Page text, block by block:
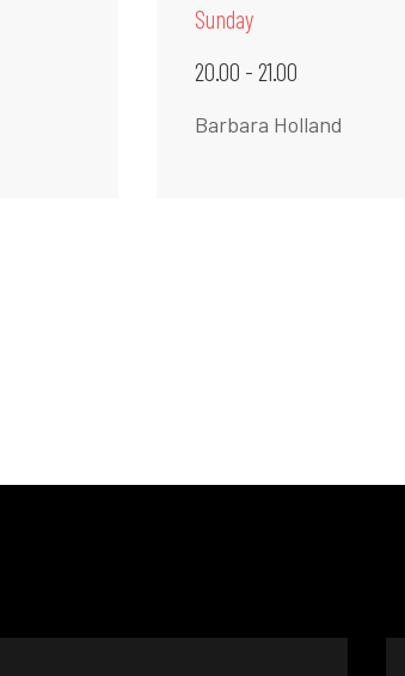
Sunday
20.00 - 21.00
Barbara Holland